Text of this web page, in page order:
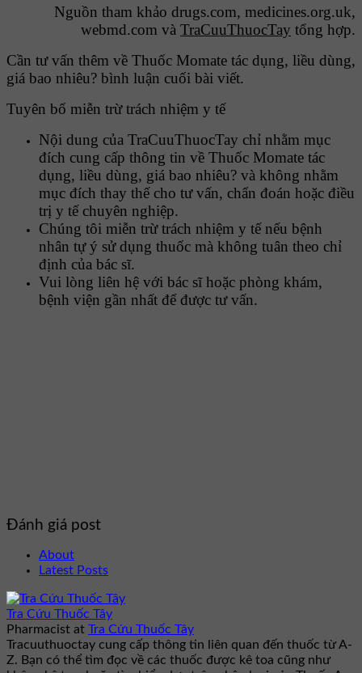
Nguồn tham khảo drugs.com, medicines.org.uk,
webmd.com và TraCuuThuocTay tổng hợp.
Cần tư vấn thêm về Thuốc Momate tác dụng, liều dùng,
giá bao nhiêu? bình luận cuối bài viết.
Tuyên bố miễn trừ trách nhiệm y tế
Nội dung của TraCuuThuocTay chỉ nhằm mục
đích cung cấp thông tin về Thuốc Momate tác
dụng, liều dùng, giá bao nhiêu? và không nhằm
mục đích thay thế cho tư vấn, chẩn đoán hoặc điều
trị y tế chuyên nghiệp.
Chúng tôi miễn trừ trách nhiệm y tế nếu bệnh
nhân tự ý sử dụng thuốc mà không tuân theo chỉ
định của bác sĩ.
Vui lòng liên hệ với bác sĩ hoặc phòng khám,
bệnh viện gần nhất để được tư vấn.
Đánh giá post
About
Latest Posts
Tra Cứu Thuốc Tây
Pharmacist at Tra Cứu Thuốc Tây
Tracuuthuoctay cung cấp thông tin liên quan đến thuốc từ A-
Z. Bạn có thể tìm đọc về các thuốc được kê toa cũng như